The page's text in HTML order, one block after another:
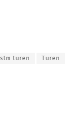
stm turen Turen